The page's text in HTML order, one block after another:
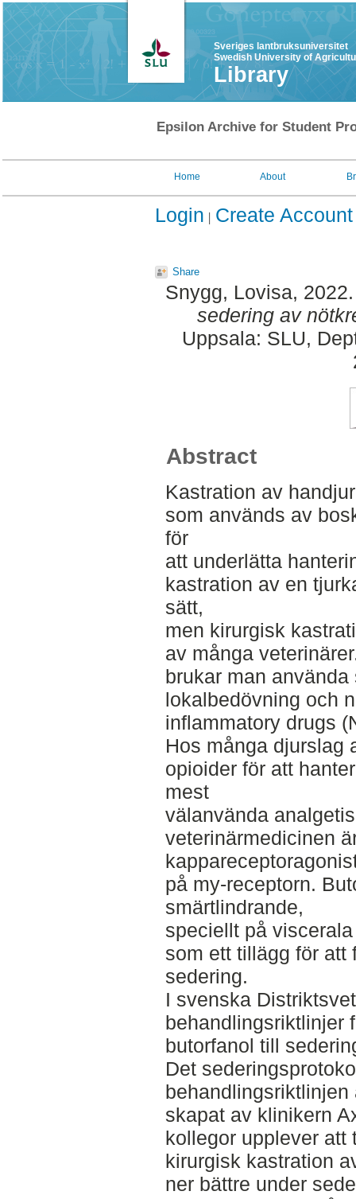
Sveriges lantbruksuniversitet
Swedish University of
Library
Epsilon Archive for Student
Home About
Login Create Account
Share
Snygg, Lovisa,
sedering av
Uppsala: SLU,
Abstract
Kastration av
som används av
för
att underlätta
kastration av en
sätt,
men kirurgisk
av många
brukar man
lokalbedövning och
inflammatory drugs
Hos många djurslag
opioider för att
mest
välanvända
veterinärmedicinen
på my-receptorn.
smärtlindrande,
speciellt på
som ett tillägg för att
sedering.
I svenska
behandlingsriktlinjer
butorfanol till
Det
behandlingsriktlinjen
skapat av klinikern
kollegor upplever att
kirurgisk kastration
ner bättre under